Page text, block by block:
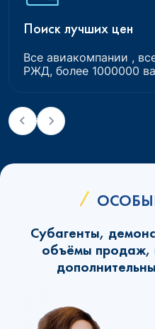
Поиск лучших цен
Все авиакомпании ,
РЖД, более 1000000
Субагенты,
объёмы продаж,